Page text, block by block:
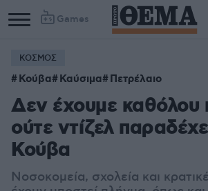
Games
ΚΟΣΜΟΣ
Κούβα Καύσιμα Πετρέλαιο
Δεν έχουμε καθόλου
ούτε ντίζελ
Κούβα
Νοσοκομεία, σχολεία και